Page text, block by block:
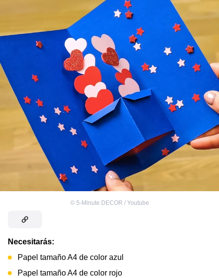
© 5-Minute DECOR / Youtube
Necesitarás:
Papel tamaño A4 de color azul
Papel tamaño A4 de color rojo